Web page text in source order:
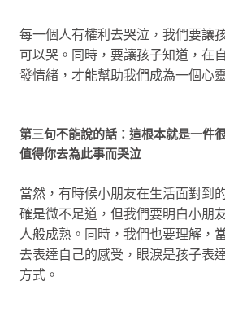
每一個人有權利去哭泣，我們要讓
可以哭。同時，要讓孩子知道，在
發情緒，才能幫助我們成為一個心
第三句不能說的話：這根本就是一件
值得你去為此事而哭泣
當然，有時候小朋友在生活面對到
確是微不足道，但我們要明白小朋
人般成熟。同時，我們也要理解，
去表達自己的感受，眼淚是孩子表
方式。